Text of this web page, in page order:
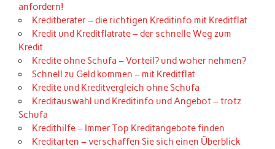
anfordern!
Kreditberater – die richtigen Kreditinfo mit Kreditflat
Kredit und Kreditflatrate – der schnelle Weg zum
Kredit
Kredite ohne Schufa – Vorteil? und woher nehmen?
Schnell zu Geld kommen – mit Kreditflat
Kredite und Kreditvergleich ohne Schufa
Kreditauswahl und Kreditinfo und Angebot – trotz
Schufa
Kredithilfe – Immer Top Kreditangebote finden
Kreditarten – verschaffen Sie sich einen Überblick